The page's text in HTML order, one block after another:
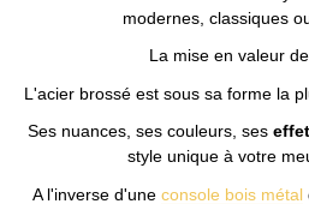
modernes, classiques
La mise en valeur
L'acier brossé est sous sa forme la
Ses nuances, ses couleurs, ses
style unique à votre
A l'inverse d'une console bois métal